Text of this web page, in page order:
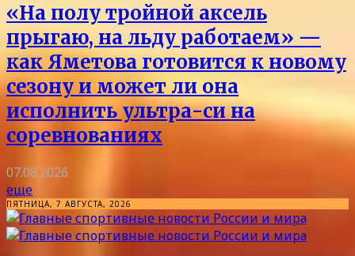
«На полу тройной аксель
прыгаю, на льду работаем» —
как Яметова готовится к новому
сезону и может ли она
исполнить ультра-си на
соревнованиях
07.08.2026
еще
ПЯТНИЦА, 7 АВГУСТА, 2026